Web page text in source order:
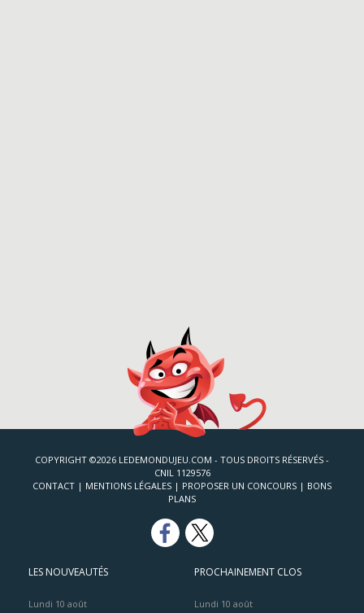
COPYRIGHT ©2026 LEDEMONDUJEU.COM - TOUS DROITS RÉSERVÉS -
CNIL 1129576
CONTACT | MENTIONS LÉGALES | PROPOSER UN CONCOURS | BONS
PLANS
LES NOUVEAUTÉS
Lundi 10 août
PROCHAINEMENT CLOS
Lundi 10 août